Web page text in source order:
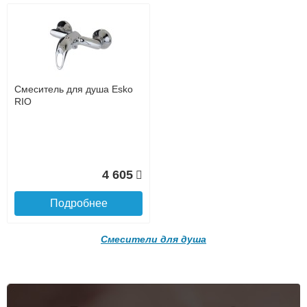
Интернет-деньгами (Yandex-деньги, Web-money,
Qiwi-кошельки и другие).
Безналичный расчёт (возможно и с НДС)
подробнее...
Смеситель для душа Esko
RIO
4 605
Подробнее
Смесители для душа